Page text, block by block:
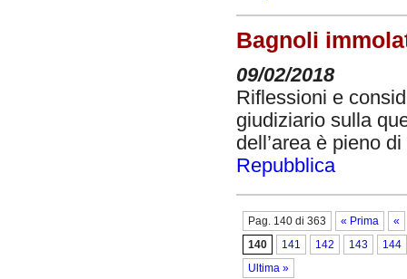
Bagnoli
09/02/2018
Riflessioni e
giudiziario sulla
dell’area è pieno
Repubblica
Pag. 140 di 363 « Prima
«
140
141 142 143
144
Ultima »